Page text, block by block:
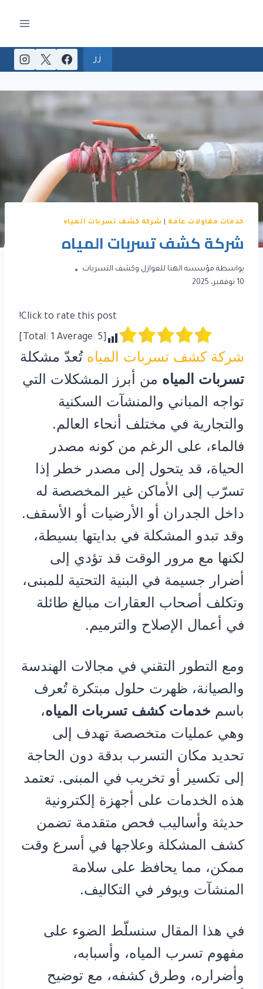
زر
خدمات مقاولات عامة شركة كشف تسربات المياه
شركة كشف تسربات المياه
بواسطة مؤسسه الهنا للعوازل وكشف التسربات
10 نوفمبر، 2025
Click to rate this post!
1 Average: 5
شركة كشف تسربات المياه تُعدّ مشكلة
تسربات المياه من أبرز المشكلات التي
تواجه المباني والمنشآت السكنية
والتجارية في مختلف أنحاء العالم.
فالماء، على الرغم من كونه مصدر
الحياة، قد يتحول إلى مصدر خطر إذا
تسرّب إلى الأماكن غير المخصصة له
داخل الجدران أو الأرضيات أو الأسقف.
وقد تبدو المشكلة في بدايتها بسيطة،
لكنها مع مرور الوقت قد تؤدي إلى
أضرار جسيمة في البنية التحتية للمبنى،
وتكلف أصحاب العقارات مبالغ طائلة
في أعمال الإصلاح والترميم.
ومع التطور التقني في مجالات الهندسة
والصيانة، ظهرت حلول مبتكرة تُعرف
باسم خدمات كشف تسربات المياه،
وهي عمليات متخصصة تهدف إلى
تحديد مكان التسرب بدقة دون الحاجة
إلى تكسير أو تخريب في المبنى. تعتمد
هذه الخدمات على أجهزة إلكترونية
حديثة وأساليب فحص متقدمة تضمن
كشف المشكلة وعلاجها في أسرع وقت
ممكن، مما يحافظ على سلامة
المنشآت ويوفر في التكاليف.
في هذا المقال سنسلّط الضوء على
مفهوم تسرب المياه، وأسبابه،
وأضراره، وطرق كشفه، مع توضيح